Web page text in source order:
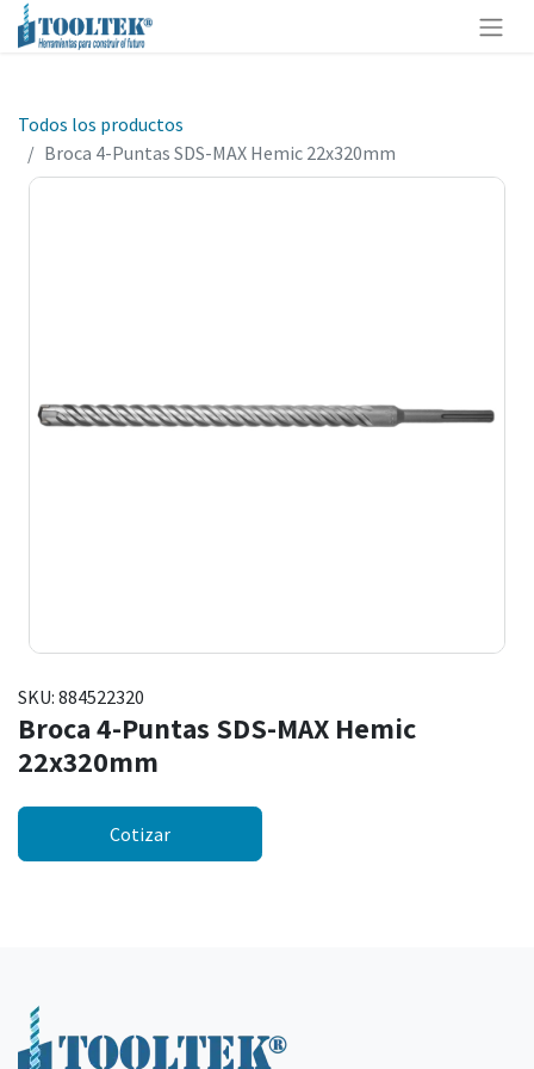
Todos los productos
Broca 4-Puntas SDS-MAX Hemic 22x320mm
SKU: 884522320
Broca 4-Puntas SDS-MAX Hemic
22x320mm
Cotizar